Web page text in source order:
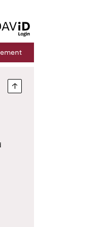
Nach oben springen